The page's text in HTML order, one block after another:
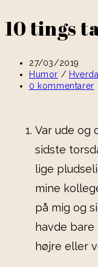
10 tings
27/03/2019
Humor /
0 kommentarer
Var ude og
sidste
lige
mine
på mig og
havde
højre eller